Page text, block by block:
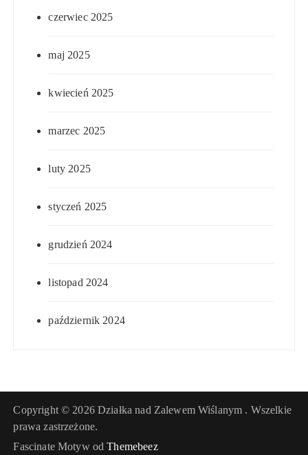
czerwiec 2025
maj 2025
kwiecień 2025
marzec 2025
luty 2025
styczeń 2025
grudzień 2024
listopad 2024
październik 2024
Copyright © 2026 Działka nad Zalewem Wiślanym . Wszelkie
prawa zastrzeżone.
Fascinate Motyw odThemebeez